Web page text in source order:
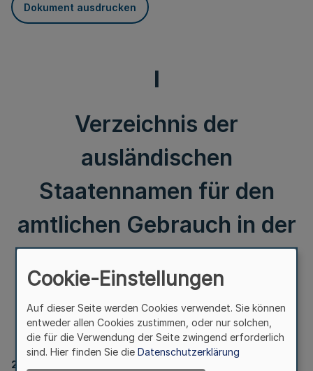
Dokument ausdrucken
I
Verzeichnis der
ausländischen
Staatennamen für den
amtlichen Gebrauch in der
Bundesrepublik
Deutschland
I.
20020
Cookie-Einstellungen
Auf dieser Seite werden Cookies verwendet. Sie können
entweder allen Cookies zustimmen, oder nur solchen,
die für die Verwendung der Seite zwingend erforderlich
sind. Hier finden Sie die Datenschutzerklärung